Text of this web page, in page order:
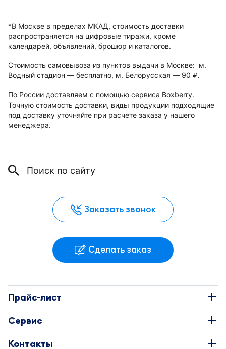
*В Москве в пределах МКАД, стоимость доставки
распространяется на цифровые тиражи, кроме
календарей, объявлений, брошюр и каталогов.
Стоимость самовывоза из пунктов выдачи в Москве: м.
Водный стадион — бесплатно, м. Белорусская — 90 руб..
По России доставляем с помощью сервиса Boxberry.
Точную стоимость доставки, виды продукции подходящие
под доставку уточняйте при расчете заказа у нашего
менеджера.
Заказать звонок
Сделать заказ
Прайс-лист
Этикетки
Сервис
Контакты